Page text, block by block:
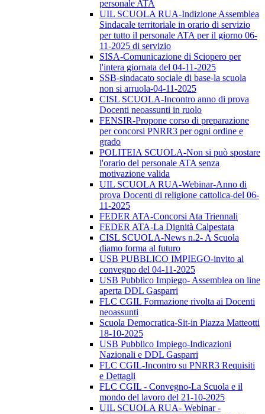
personale ATA
UIL SCUOLA RUA-Indizione Assemblea
Sindacale territoriale in orario di servizio
per tutto il personale ATA per il giorno 06-
11-2025 di servizio
SISA-Comunicazione di Sciopero per
l'intera giornata del 04-11-2025
SSB-sindacato sociale di base-la scuola
non si arruola-04-11-2025
CISL SCUOLA-Incontro anno di prova
Docenti neoassunti in ruolo
FENSIR-Propone corso di preparazione
per concorsi PNRR3 per ogni ordine e
grado
POLITEIA SCUOLA-Non si può spostare
l'orario del personale ATA senza
motivazione valida
UIL SCUOLA RUA-Webinar-Anno di
prova Docenti di religione cattolica-del 06-
11-2025
FEDER ATA-Concorsi Ata Triennali
FEDER ATA-La Dignità Calpestata
CISL SCUOLA-News n.2- A Scuola
diamo forma al futuro
USB PUBBLICO IMPIEGO-invito al
convegno del 04-11-2025
USB Pubblico Impiego- Assemblea on line
aperta DDL Gasparri
FLC CGIL Formazione rivolta ai Docenti
neoassunti
Scuola Democratica-Sit-in Piazza Matteotti
18-10-2025
USB Pubblico Impiego-Indicazioni
Nazionali e DDL Gasparri
FLC CGIL-Incontro su PNRR3 Requisiti
e Dettagli
FLC CGIL - Convegno-La Scuola e il
mondo del lavoro del 21-10-2025
UIL SCUOLA RUA- Webinar -